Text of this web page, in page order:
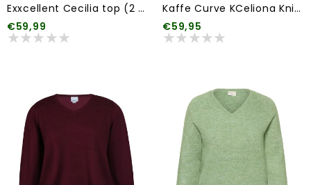
Exxcellent Cecilia top (2 kleuren)
€59,99
Kaffe Curve KCeliona Knit Pullover
€59,95